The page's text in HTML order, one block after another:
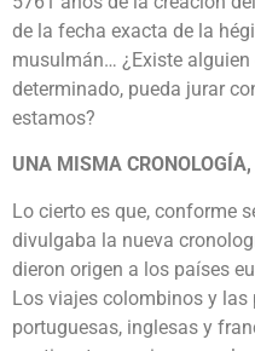
de la fecha exacta de la
musulmán… ¿Existe
determinado, pueda jurar
estamos?
UNA MISMA
Lo cierto es que, conforme
divulgaba la nueva
dieron origen a los países
Los viajes colombinos y
portuguesas, inglesas y